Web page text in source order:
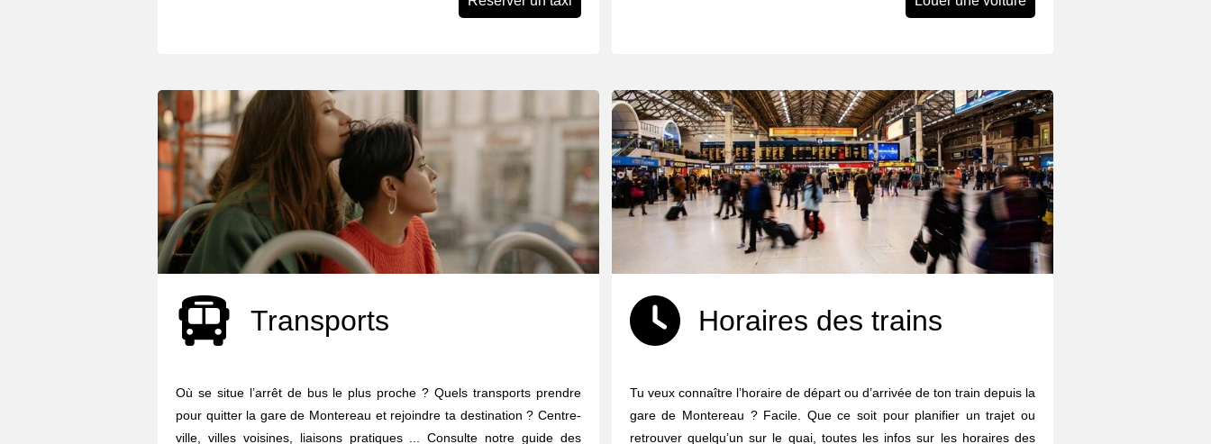
Transports
Où se situe l’arrêt de bus le plus proche ? Quels transports prendre
pour quitter la gare de Montereau et rejoindre ta destination ? Centre-
ville, villes voisines, liaisons pratiques ... Consulte notre guide des
Horaires des trains
Tu veux connaître l’horaire de départ ou d’arrivée de ton train depuis la
gare de Montereau ? Facile. Que ce soit pour planifier un trajet ou
retrouver quelqu’un sur le quai, toutes les infos sur les horaires des